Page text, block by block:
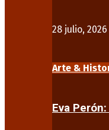
28 julio, 2026
Arte &
Eva